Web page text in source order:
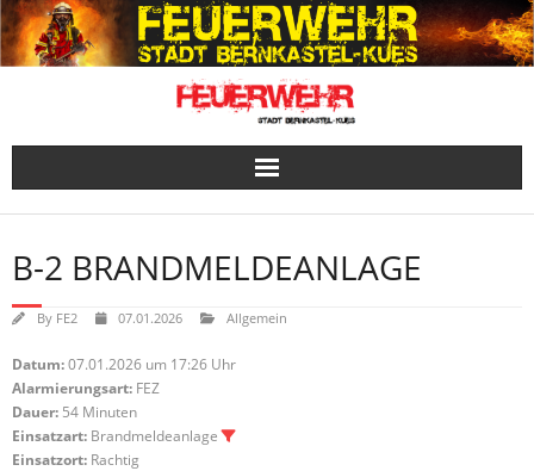
Skip
to
content
B-2 BRANDMELDEANLAGE
By FE2 07.01.2026 Allgemein
Datum:07.01.2026 um 17:26 Uhr
Alarmierungsart: FEZ
Dauer: 54 Minuten
Einsatzart: Brandmeldeanlage
Einsatzort: Rachtig